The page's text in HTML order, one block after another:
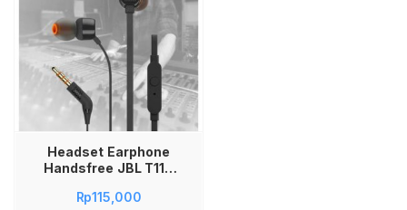
Headset Earphone
Handsfree JBL T110
Microphone & Flat
Rp115,000